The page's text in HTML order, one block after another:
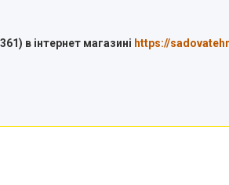
в інтернет магазині https://